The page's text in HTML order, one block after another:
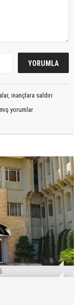
inançlara saldırı
yorumlar